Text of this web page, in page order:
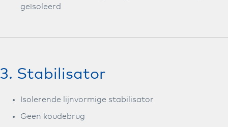
geïsoleerd
3. Stabilisator
Isolerende lijnvormige stabilisator
Geen koudebrug